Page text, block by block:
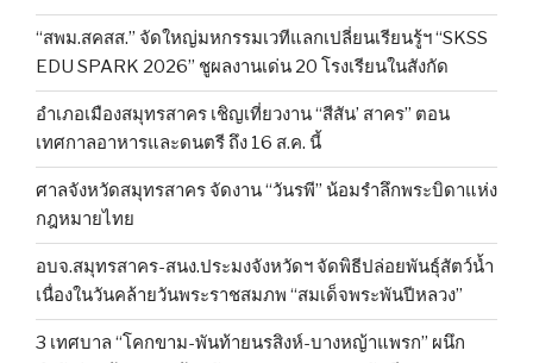
“สพม.สคสส.” จัดใหญ่มหกรรมเวทีแลกเปลี่ยนเรียนรู้ฯ “SKSS
EDU SPARK 2026” ชูผลงานเด่น 20 โรงเรียนในสังกัด
อำเภอเมืองสมุทรสาคร เชิญเที่ยวงาน “สีสัน’ สาคร” ตอน
เทศกาลอาหารและดนตรี ถึง 16 ส.ค. นี้
ศาลจังหวัดสมุทรสาคร จัดงาน “วันรพี” น้อมรำลึกพระบิดาแห่ง
กฎหมายไทย
อบจ.สมุทรสาคร-สนง.ประมงจังหวัดฯ จัดพิธีปล่อยพันธุ์สัตว์น้ำ
เนื่องในวันคล้ายวันพระราชสมภพ “สมเด็จพระพันปีหลวง”
3 เทศบาล “โคกขาม-พันท้ายนรสิงห์-บางหญ้าแพรก” ผนึก